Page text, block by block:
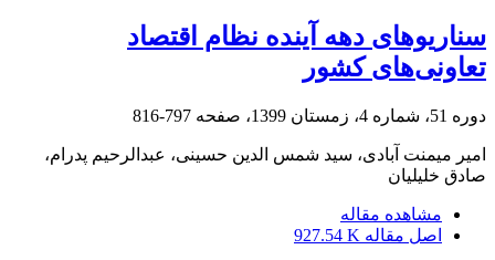
سناریوهای دهه آینده نظام اقتصاد
تعاونی‌های کشور
دوره 51، شماره 4، زمستان 1399، صفحه 797-816
امیر میمنت آبادی، سید شمس الدین حسینی، عبدالرحیم پدرام،
صادق خلیلیان
مشاهده مقاله
اصل مقاله 927.54 K